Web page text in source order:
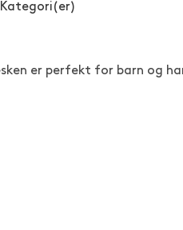
Kategori(er)
er perfekt for barn og